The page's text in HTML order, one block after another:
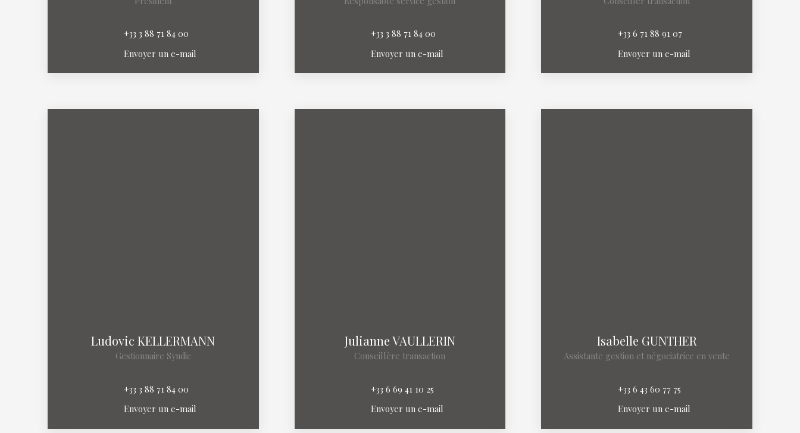
+33 3 88 71 84 00
Envoyer un e-mail
+33 3 88 71 84 00
Envoyer un e-mail
+33 6 71 88 91 07
Envoyer un e-mail
Ludovic KELLERMANN
Gestionnaire Syndic
+33 3 88 71 84 00
Envoyer un e-mail
Julianne VAULLERIN
Conseillère transaction
+33 6 69 41 10 25
Envoyer un e-mail
Isabelle GUNTHER
Assistante gestion et négociatrice en vente
+33 6 43 60 77 75
Envoyer un e-mail